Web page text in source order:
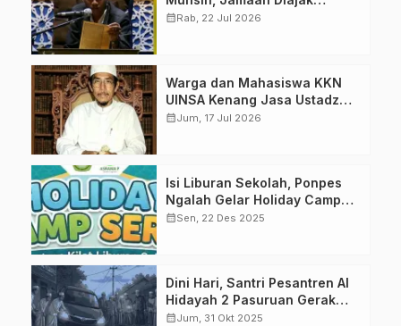
Gabung Channel WhatsApp NU
Meneladani Keistiqamahan
calendar_monthRab, 22 Jul 2026
Warga dan Mahasiswa KKN
UINSA Kenang Jasa Ustadz
Ahmad Syafi’i, Guru Ngaji
calendar_monthJum, 17 Jul 2026
Isi Liburan Sekolah, Ponpes
Ngalah Gelar Holiday Camp
untuk Anak
calendar_monthSen, 22 Des 2025
Dini Hari, Santri Pesantren Al
Hidayah 2 Pasuruan Gerak
Cepat Tolong Korban
calendar_monthJum, 31 Okt 2025